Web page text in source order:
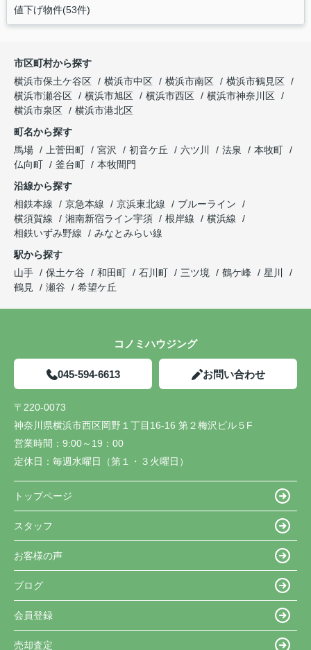
値下げ物件(53件)
市区町村から探す
横浜市保土ケ谷区
横浜市中区 横浜市南区
横浜市鶴見区
横浜市瀬谷区
横浜市旭区 横浜市西区
横浜市神奈川区
横浜市泉区
横浜市港北区
町名から探す
馬場
上菅田町 宮沢 初音ケ丘 六ツ川 法泉
本牧町
仏向町
釜台町
本牧間門
沿線から探す
相鉄本線
京急本線 京浜東北線
ブルーライン
横須賀線
湘南新宿ライン宇須 根岸線
横浜線
相鉄いずみ野線
みなとみらい線
駅から探す
山手
保土ケ谷 和田町 石川町 三ツ境 鶴ケ峰
星川
鶴見
瀬谷 希望ケ丘
コノミハウジング
045-594-6613 お問い合わせ
〒220-0073
神奈川県横浜市西区岡野１丁目16-16 第２梅沢ビル５F
営業時間： 9:00～19：00
定休日： 毎週水曜日（第１・３火曜日）
トップページ
スタッフ
お客様の声
ブログ
会員登録
売却査定